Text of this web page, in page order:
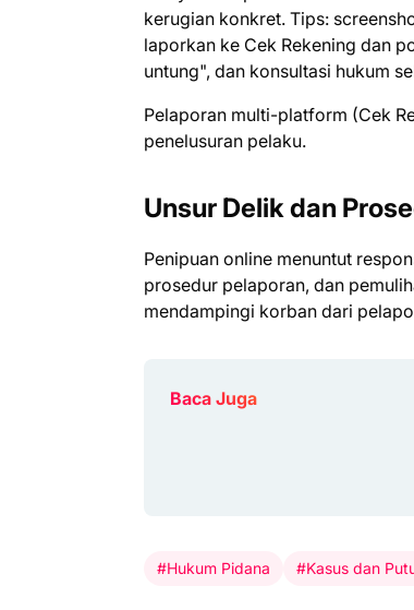
kerugian konkret. Tips:
laporkan ke Cek Rekening dan
untung", dan konsultasi hukum
Pelaporan multi-platform (Cek
penelusuran pelaku.
Unsur Delik dan
Penipuan online menuntut
prosedur pelaporan, dan
mendampingi korban dari
Baca Juga
#Hukum Pidana #Kasus dan